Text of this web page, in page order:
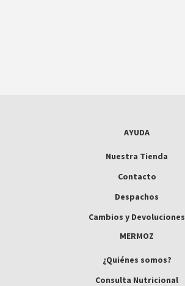
AYUDA
Nuestra Tienda
Contacto
Despachos
Cambios y Devoluciones
MERMOZ
¿Quiénes somos?
Consulta Nutricional